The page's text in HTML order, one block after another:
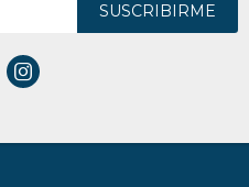
SUSCRIBIRME
